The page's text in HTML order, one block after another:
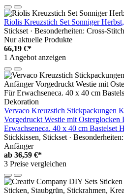
Riolis Kreuzstich Set Sonniger
Stickset · Besonderheiten: Cross-
Nur aktuelle Produkte
66,19 €*
1 Angebot anzeigen
Vervaco Kreuzstich Stickpackungen
Vorgedruckt Westie mit
Erwachseneca. 40 x 40 cm Bastelset
Stickkissen, Stickset ·
Anfänger
ab 36,59 €*
3 Preise vergleichen